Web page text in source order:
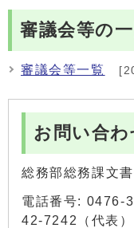
審議会等の
審議会等一覧
お問い合わ
総務部総務課文
電話番号: 0476-
42-7242（代表）